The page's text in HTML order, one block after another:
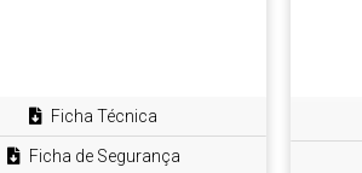
Ficha Técnica
Ficha de Segurança